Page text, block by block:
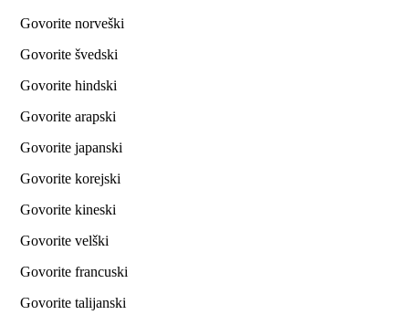
Govorite norveški
Govorite švedski
Govorite hindski
Govorite arapski
Govorite japanski
Govorite korejski
Govorite kineski
Govorite velški
Govorite francuski
Govorite talijanski